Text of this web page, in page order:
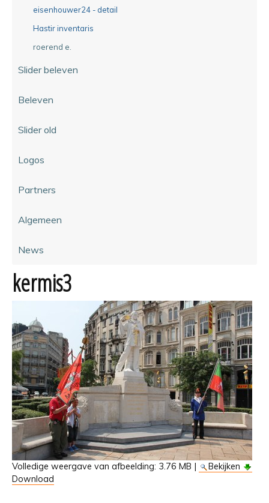
eisenhouwer24 - detail
Hastir inventaris
roerend e.
Slider beleven
Beleven
Slider old
Logos
Partners
Algemeen
News
kermis3
Volledige weergave van afbeelding: 3.76 MB |
Bekijken
Download